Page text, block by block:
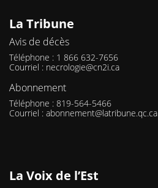
La Tribune
Avis de décès
Téléphone : 1 866 632-7656
Courriel : necrologie@cn2i.ca
Abonnement
Téléphone : 819-564-5466
Courriel : abonnement@latribune.qc.ca
La Voix de l’Est